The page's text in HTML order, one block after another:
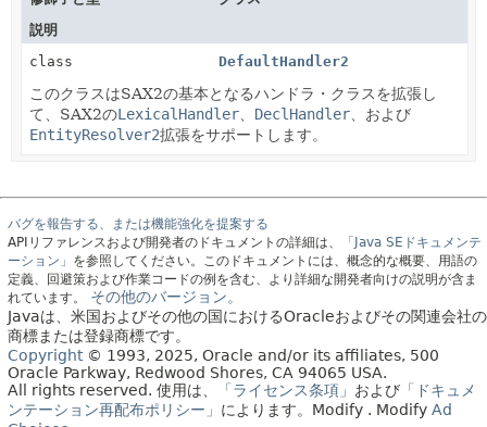
説明
class
DefaultHandler2
このクラスはSAX2の基本となるハンドラ・クラスを拡張し
て、SAX2のLexicalHandler DeclHandler 、および
EntityResolver2拡張をサポートします。
バグを報告する、または機能強化を提案する
APIリファレンスおよび開発者のドキュメントの詳細は、
「Java SEドキュメンテ
ーション」 を参照してください。このドキュメントには、概念的な概要、用語の
定義、回避策および作業コードの例を含む、より詳細な開発者向けの説明が含ま
れています。
その他のバージョン。
Javaは、米国およびその他の国におけるOracleおよびその関連会社の
商標または登録商標です。
Copyright© 1993, 2025, Oracle and/or its affiliates, 500
Oracle Parkway, Redwood Shores, CA 94065 USA.
All rights reserved. 使用は、 「ライセンス条項」 および 「ドキュメ
ンテーション再配布ポリシー」 によります。 Modify . Modify Ad